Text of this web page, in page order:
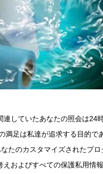
していたあなたの照会は24
満足は私達が追求する目的で
たのカスタマイズされたプ
およびすべての保護私用情報